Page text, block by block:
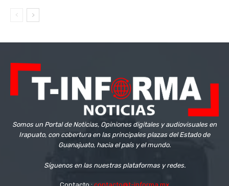
Somos un Portal de Noticias, Opiniones digitales y audiovisuales en
Irapuato, con cobertura en las principales plazas del Estado de
Guanajuato, hacia el país y el mundo.
Síguenos en las nuestras plataformas y redes.